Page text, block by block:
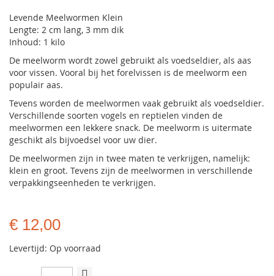
Levende Meelwormen Klein
Lengte: 2 cm lang, 3 mm dik
Inhoud: 1 kilo
De meelworm wordt zowel gebruikt als voedseldier, als aas
voor vissen. Vooral bij het forelvissen is de meelworm een
populair aas.
Tevens worden de meelwormen vaak gebruikt als voedseldier.
Verschillende soorten vogels en reptielen vinden de
meelwormen een lekkere snack. De meelworm is uitermate
geschikt als bijvoedsel voor uw dier.
De meelwormen zijn in twee maten te verkrijgen, namelijk:
klein en groot. Tevens zijn de meelwormen in verschillende
verpakkingseenheden te verkrijgen.
€ 12,00
Levertijd: Op voorraad